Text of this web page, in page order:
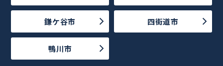
鎌ケ谷市 四街道市
鴨川市